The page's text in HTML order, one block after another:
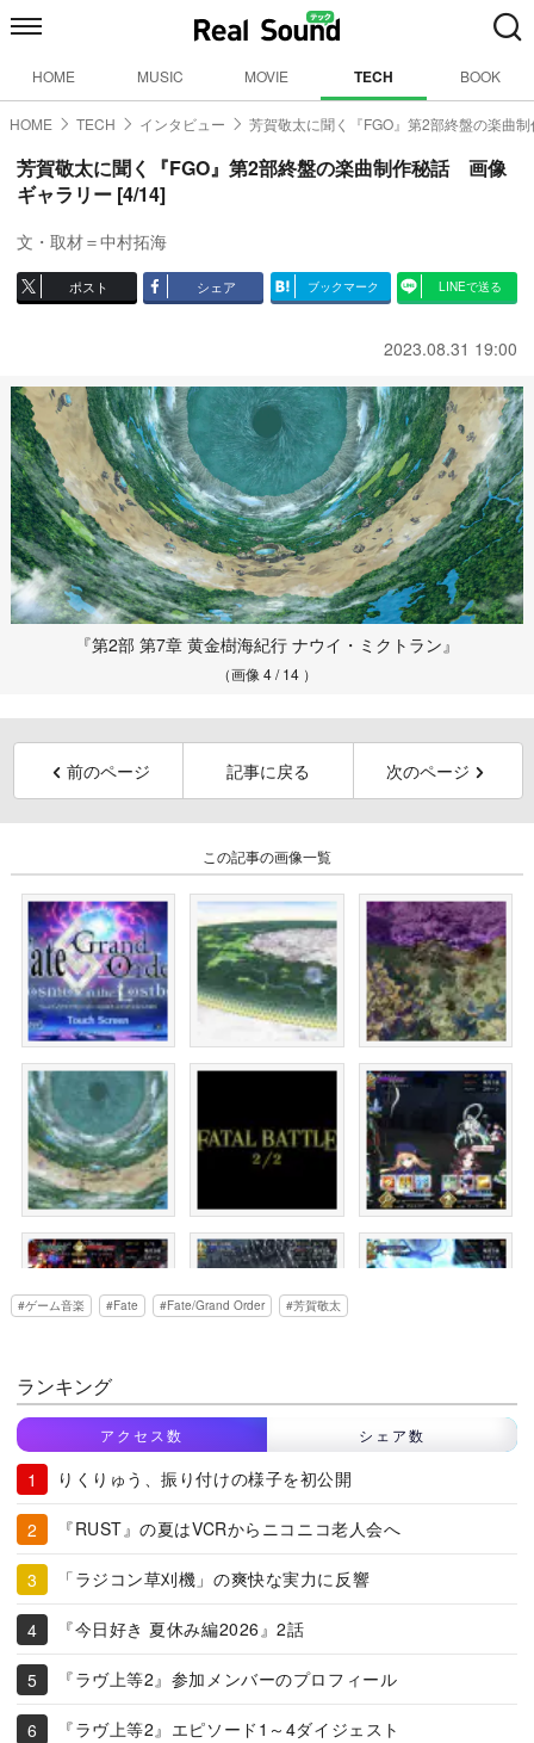
HOME MUSIC MOVIE TECH BOOK
HOME TECH インタビュー 芳賀敬太に聞く『FGO』第2部終盤の楽曲
芳賀敬太に聞く『FGO』第2部終盤の楽曲制作秘話 画像
ギャラリー [4/14]
文・取材＝中村拓海
ポスト シェア ブックマーク LINEで送る
2023.08.31 19:00
『第2部 第7章 黄金樹海紀行 ナウイ・ミクトラン』
（画像 4 / 14 ）
前のページ 記事に戻る 次のページ
この記事の画像一覧
ゲーム音楽 Fate Fate/Grand Order 芳賀敬太
ランキング
アクセス数 シェア数
りくりゅう、振り付けの様子を初公開
『RUST』の夏はVCRからニコニコ老人会へ
「ラジコン草刈機」の爽快な実力に反響
『今日好き 夏休み編2026』2話
『ラヴ上等2』参加メンバーのプロフィール
『ラヴ上等2』エピソード1～4ダイジェスト